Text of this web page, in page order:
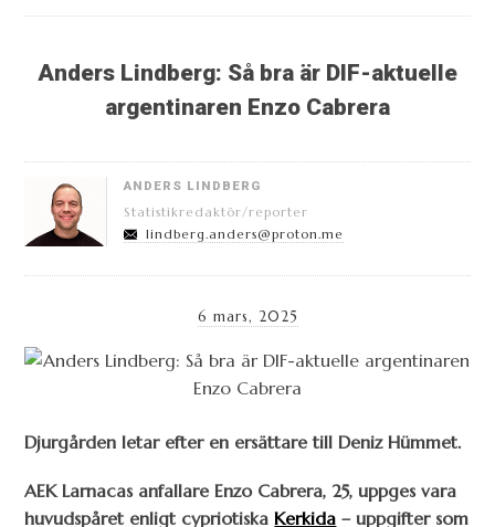
Anders Lindberg: Så bra är DIF-aktuelle
argentinaren Enzo Cabrera
ANDERS LINDBERG
Statistikredaktör/reporter
lindberg.anders@proton.me
6 mars, 2025
Djurgården letar efter en ersättare till Deniz Hümmet.
AEK Larnacas anfallare Enzo Cabrera, 25, uppges vara
huvudspåret enligt cypriotiskaKerkida – uppgifter som